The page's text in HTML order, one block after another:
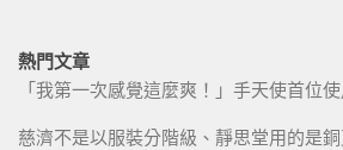
熱門文章
「我第一次感覺這麼爽！」手天使首位
慈濟不是以服裝分階級、靜思堂用的是